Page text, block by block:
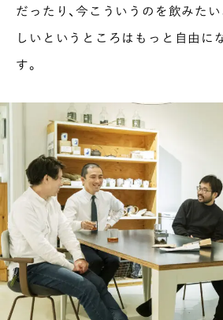
だったり、今こういうのを飲みた
しいというところはもっと自由に
す。